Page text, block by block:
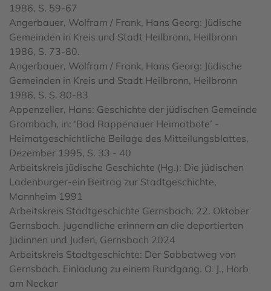
1986, S. 59-67
Angerbauer, Wolfram / Frank, Hans Georg: Jüdische
Gemeinden in Kreis und Stadt Heilbronn, Heilbronn
1986, S. 73-80.
Angerbauer, Wolfram / Frank, Hans Georg: Jüdische
Gemeinden in Kreis und Stadt Heilbronn, Heilbronn
1986, S. S. 80-83
Appenzeller, Hans: Geschichte der jüdischen Gemeinde
Grombach, in: ‘Bad Rappenauer Heimatbote’ -
Heimatgeschichtliche Beilage des Mitteilungsblattes,
Dezember 1995, S. 33 - 40
Arbeitskreis jüdische Geschichte (Hg.): Die jüdischen
Ladenburger-ein Beitrag zur Stadtgeschichte,
Mannheim 1991
Arbeitskreis Stadtgeschichte Gernsbach: 22. Oktober
Gernsbach. Jugendliche erinnern an die deportierten
Jüdinnen und Juden, Gernsbach 2024
Arbeitskreis Stadtgeschichte: Der Sabbatweg von
Gernsbach. Einladung zu einem Rundgang. O. J., Horb
am Neckar